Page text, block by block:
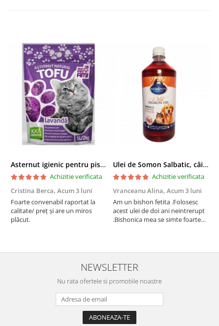
Asternut igienic pentru pisici Tofu Lavanda, Mon Petit 5 l
Achizitie verificata
Cristina Berca, Acum 3 luni
Foarte convenabil raportat la
calitate/ preț și are un miros
plăcut.
Ulei de Somon Salbatic, câini și pisici, piele si blană, BEST4PETS, 1l
Achizitie verificata
Vranceanu Alina, Acum 3 luni
Am un bishon fetita .Folosesc
acest ulei de doi ani neintrerupt
.Bishonica mea se simte foarte
recomand cu mult drag !
NEWSLETTER
Nu rata ofertele si promotiile noastre